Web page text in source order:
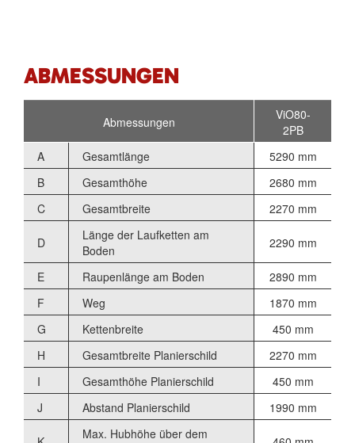
ABMESSUNGEN
Abmessungen
ViO80-
2PB
A
Gesamtlänge
5290 mm
B
Gesamthöhe
2680 mm
C
Gesamtbreite 2270 mm
D
Länge der Laufketten am
Boden
2290 mm
E Raupenlänge am Boden
2890 mm
F
Weg
1870 mm
G
Kettenbreite
450 mm
H
Gesamtbreite Planierschild
2270 mm
I
Gesamthöhe Planierschild
450 mm
J
Abstand Planierschild 1990 mm
Max. Hubhöhe über dem